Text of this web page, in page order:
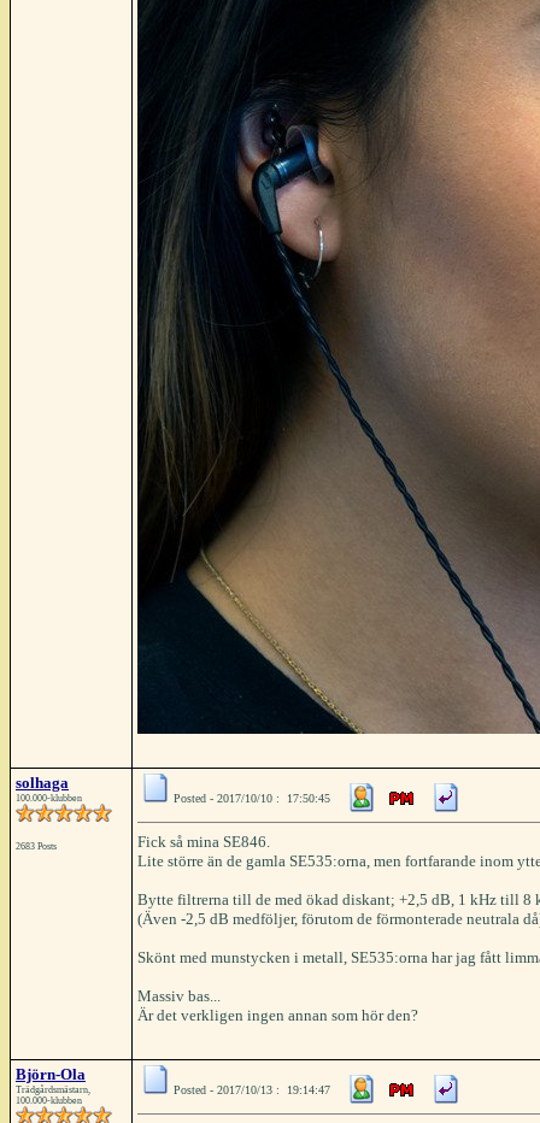
solhaga
100.000-klubben
2683 Posts
Posted - 2017/10/10 : 17:50:45
Fick så mina SE846.
Lite större än de gamla SE535:orna, men fortfarande inom
Bytte filtrerna till de med ökad diskant; +2,5 dB, 1 kHz till 8
(Även -2,5 dB medföljer, förutom de förmonterade neutrala
Skönt med munstycken i metall, SE535:orna har jag fått
Massiv bas...
Är det verkligen ingen annan som hör den?
Björn-Ola
Trädgårdsmästarn,
100.000-klubben
Posted - 2017/10/13 : 19:14:47